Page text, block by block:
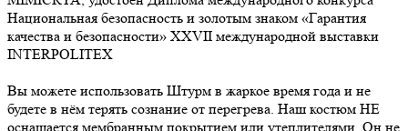
Национальная безопасность и золотым знаком «Гарантия
качества и безопасности» ХХVII международной выставки
INTERPOLITEX
Вы можете использовать Штурм в жаркое время года и не
будете в нём терять сознание от перегрева. Наш костюм НЕ
оснащается мембранным покрытием или утеплителями. Он не